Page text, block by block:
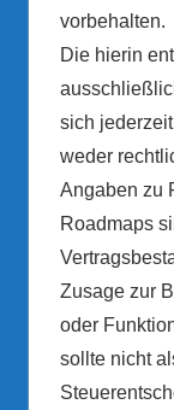
vorbehalten.
Die hierin
sich
weder
Angaben zu
Roadmaps
Zusage zur
oder
sollte nicht